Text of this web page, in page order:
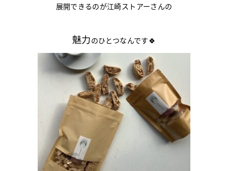
展開できるのが江崎ストアーさんの
魅力のひとつなんです🍀